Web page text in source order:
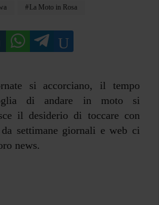
La Moto in Rosa
si accorciano, il tempo
di andare in moto si
il desiderio di toccare con
settimane giornali e web ci
news.